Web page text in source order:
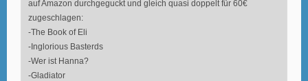
auf Amazon durchgeguckt und gleich quasi doppelt für 60€
zugeschlagen:
-The Book of Eli
-Inglorious Basterds
-Wer ist Hanna?
-Gladiator